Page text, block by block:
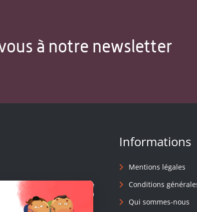
à notre newsletter
Maison Sciences de l'Homme
des connaissances en
Informations
Mentions légales
Conditions
Qui sommes-nous